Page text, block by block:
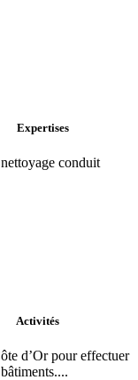
Expertises
conduit
Activités
d’Or pour effectuer